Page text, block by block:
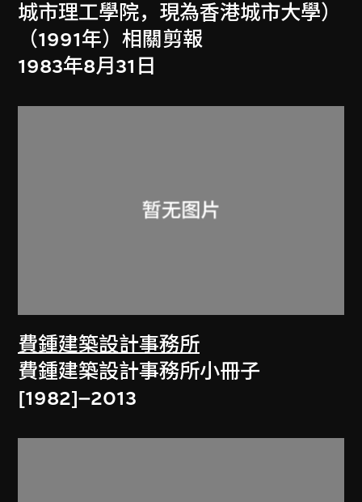
城市理工學院，現為香港城市大學）
（1991年）相關剪報
1983年8月31日
費鍾建築設計事務所
費鍾建築設計事務所小冊子
[1982]–2013